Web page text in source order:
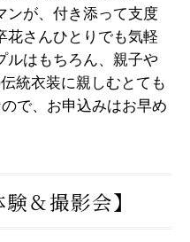
ンが、付き添って支度
花さんひとりでも気軽
ルはもちろん、親子や
統衣装に親しむとても
で、お申込みはお早め
＆撮影会】